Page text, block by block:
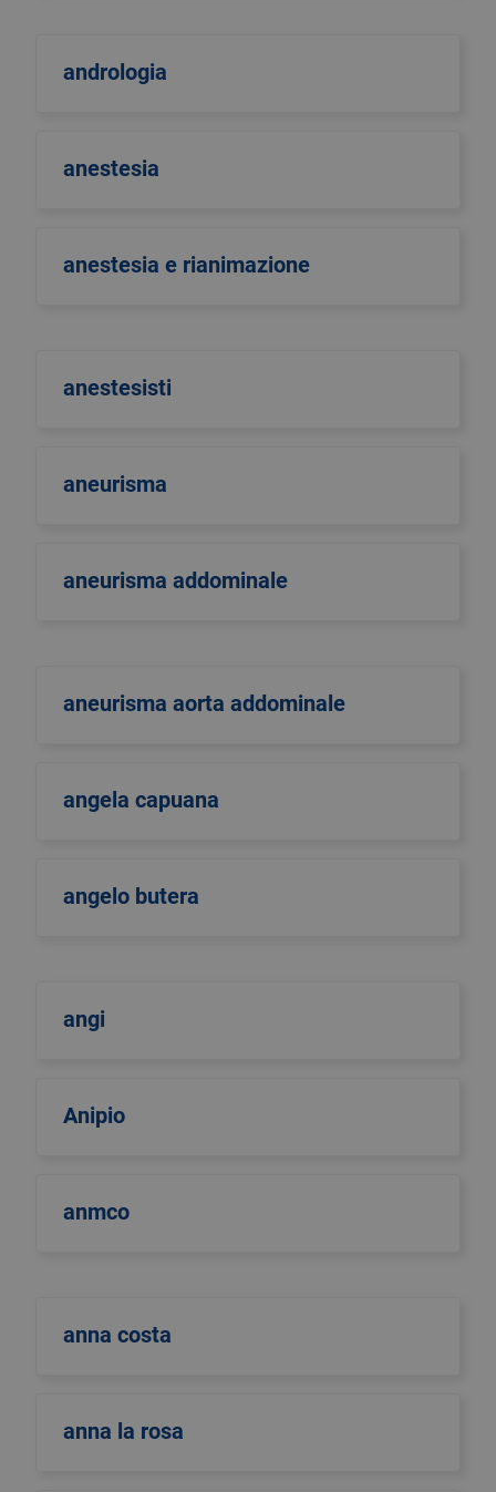
andrologia
anestesia
anestesia e rianimazione
anestesisti
aneurisma
aneurisma addominale
aneurisma aorta addominale
angela capuana
angelo butera
angi
Anipio
anmco
anna costa
anna la rosa